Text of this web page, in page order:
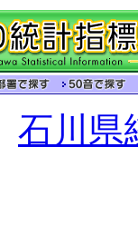
石川県